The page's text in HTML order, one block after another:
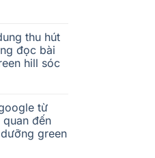
thu hút
đọc bài
hill sóc
từ
đến
green